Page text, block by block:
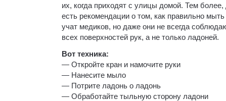
их, когда приходят с улицы домой. Тем
есть рекомендации о том, как правильно
учат медиков, но даже они не всегда
всех поверхностей рук, а не только ладоней.
Вот техника:
— Откройте кран и намочите руки
— Нанесите мыло
— Потрите ладонь о ладонь
— Обработайте тыльную сторону ладони